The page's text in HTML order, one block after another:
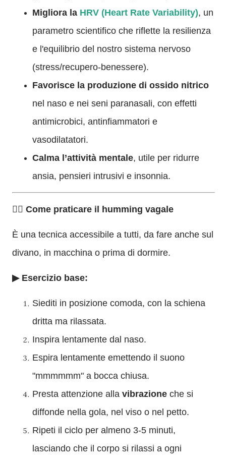
Migliora la HRV (Heart Rate Variability), un
parametro scientifico che riflette la resilienza
e l'equilibrio del nostro sistema nervoso
(stress/recupero-benessere).
Favorisce la produzione di ossido nitrico
nel naso e nei seni paranasali, con effetti
antimicrobici, antinfiammatori e
vasodilatatori.
Calma l’attività mentale, utile per ridurre
ansia, pensieri intrusivi e insonnia.
🧘‍♂️ Come praticare il humming vagale
È una tecnica accessibile a tutti, da fare anche sul
divano, in macchina o prima di dormire.
▶ Esercizio base:
Siediti in posizione comoda, con la schiena
dritta ma rilassata.
Inspira lentamente dal naso.
Espira lentamente emettendo il suono
"mmmmmm" a bocca chiusa.
Presta attenzione alla vibrazione che si
diffonde nella gola, nel viso o nel petto.
Ripeti il ciclo per almeno 3-5 minuti,
lasciando che il corpo si rilassi a ogni